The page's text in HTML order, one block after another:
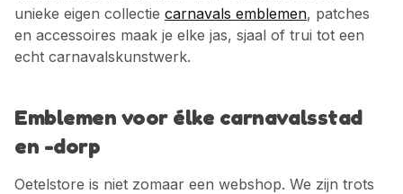
unieke eigen collectie carnavals emblemen, patches
en accessoires maak je elke jas, sjaal of trui tot een
echt carnavalskunstwerk.
Emblemen voor élke carnavalsstad
en -dorp
Oetelstore is niet zomaar een webshop. We zijn trots